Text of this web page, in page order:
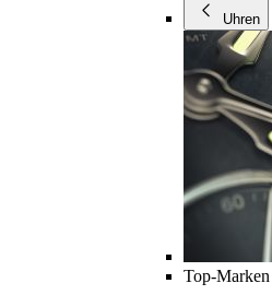
Uhren
Top-Marken